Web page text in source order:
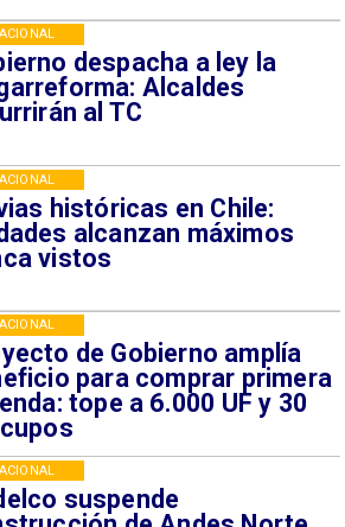
despacha a ley la
Alcaldes
al TC
históricas en Chile:
alcanzan máximos
vistos
de Gobierno amplía
para comprar primera
tope a 6.000 UF y 30
suspende